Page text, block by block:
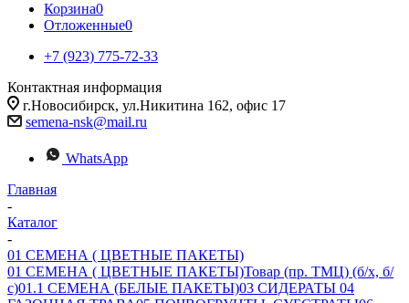
Корзина0
Отложенные0
+7 (923) 775-72-33
Контактная информация
г.Новосибирск, ул.Никитина 162, офис 17
semena-nsk@mail.ru
WhatsApp
Главная
-
Каталог
-
01 СЕМЕНА ( ЦВЕТНЫЕ ПАКЕТЫ)
01 СЕМЕНА ( ЦВЕТНЫЕ ПАКЕТЫ)Товар (пр. ТМЦ) (б/х, б/
с)01.1 СЕМЕНА (БЕЛЫЕ ПАКЕТЫ)03 СИДЕРАТЫ 04